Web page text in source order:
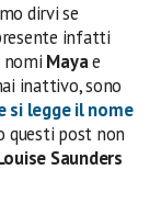
dirvi se
infatti
Mayae
inattivo, sono
si legge il nome
questi post non
Saunders